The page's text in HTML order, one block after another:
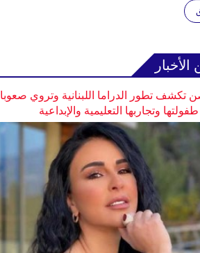
تكشف تطور الدراما اللبنانية وتروي
طفولتها وتجاربها التعليمية والإبداعية